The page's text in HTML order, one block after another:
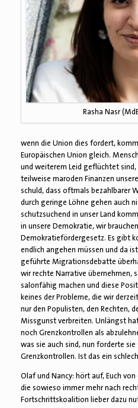
Rasha Nasr
wenn die Union dies fordert,
Europäischen Union gleich.
und weiterem Leid geflüchtet
teilweise maroden Finanzen
schuld, dass oftmals bezahlbarer
durch geringe Löhne gehen auch
schutzsuchend in unser Land
in unsere Demokratie, wir
Demokratiefördergesetz. Es gibt
endlich angehen müssen und da
geführte Migrationsdebatte
wir rechte Narrative übernehmen,
salonfähig machen und diese
keines der Probleme, die wir
nur den Populisten, den Rechten,
Missgunst verbreiten. Unlängst
noch Grenzkontrollen als
was sie auch sind, nun forderte
Grenzkontrollen. Ist das ein
Olaf und Nancy: hört auf, Euch
die sowieso immer mehr nach
Fortschrittskoalition lieber dazu